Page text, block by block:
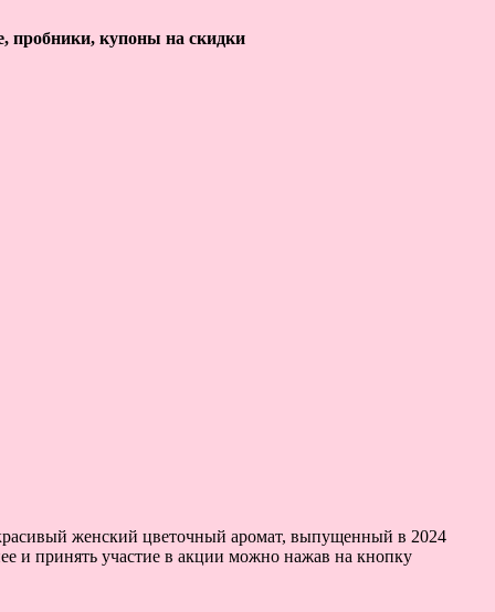
пробники, купоны на скидки
женский цветочный аромат, выпущенный в 2024
и принять участие в акции можно нажав на кнопку